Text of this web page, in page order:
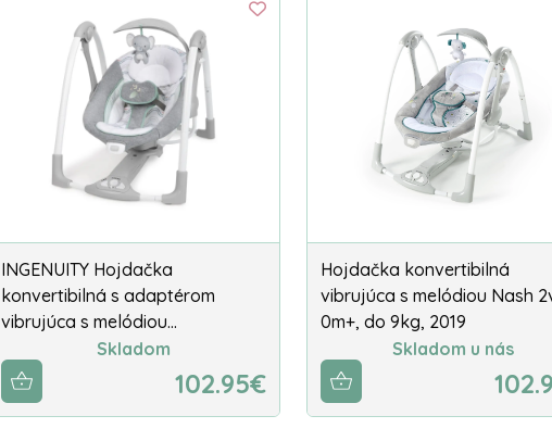
INGENUITY Hojdačka
konvertibilná s adaptérom
vibrujúca s melódiou…
Skladom
102.95€
Hojdačka konvertibilná
vibrujúca s melódiou Nash
0m+, do 9kg, 2019
Skladom u nás